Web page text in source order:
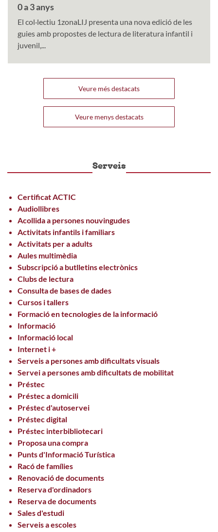
0 a 3 anys
El col·lectiu 1zonaLIJ presenta una nova edició de les
guies amb propostes de lectura de literatura infantil i
juvenil,...
Veure més destacats
Veure menys destacats
Serveis
Certificat ACTIC
Audiollibres
Acollida a persones nouvingudes
Activitats infantils i familiars
Activitats per a adults
Aules multimèdia
Subscripció a butlletins electrònics
Clubs de lectura
Consulta de bases de dades
Cursos i tallers
Formació en tecnologies de la informació
Informació
Informació local
Internet i +
Serveis a persones amb dificultats visuals
Servei a persones amb dificultats de mobilitat
Préstec
Préstec a domicili
Préstec d'autoservei
Préstec digital
Préstec interbibliotecari
Proposa una compra
Punts d'Informació Turística
Racó de famílies
Renovació de documents
Reserva d'ordinadors
Reserva de documents
Sales d'estudi
Serveis a escoles